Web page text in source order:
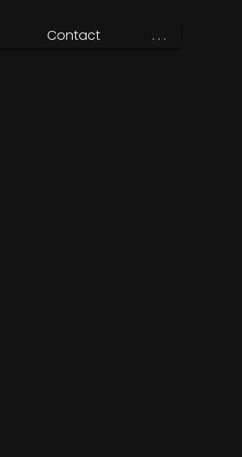
Contact . . .